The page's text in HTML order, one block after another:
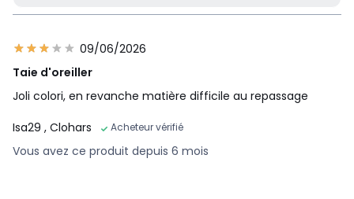
09/06/2026
Taie d'oreiller
Joli colori, en revanche matière difficile au repassage
Isa29 , Clohars Acheteur vérifié
Vous avez ce produit depuis 6 mois